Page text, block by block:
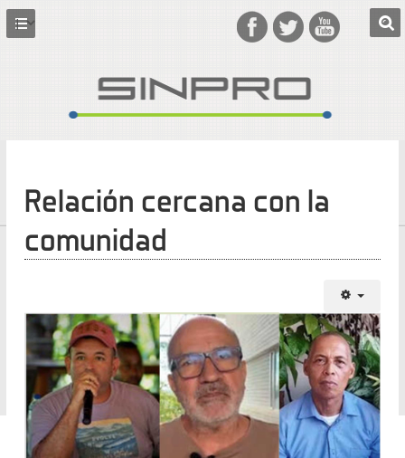
Relación cercana con la
comunidad